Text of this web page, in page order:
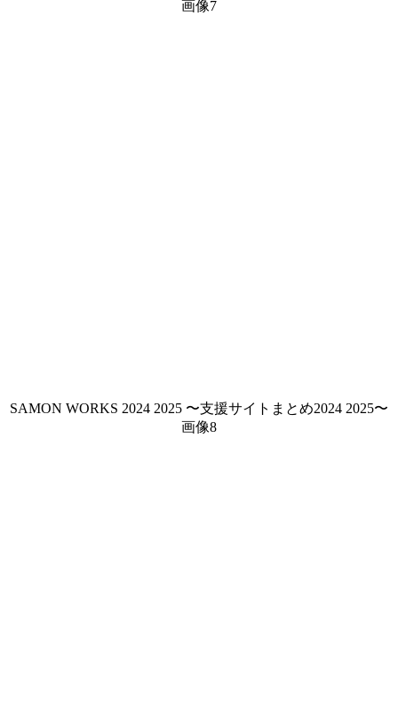
画像7
SAMON WORKS 2024 2025 〜支援サイトまとめ2024 2025〜
画像8